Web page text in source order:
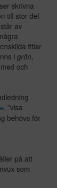
skrivna
till stor del
av
titlar
i grön,
och
, ”visa
behövs för
på att
som